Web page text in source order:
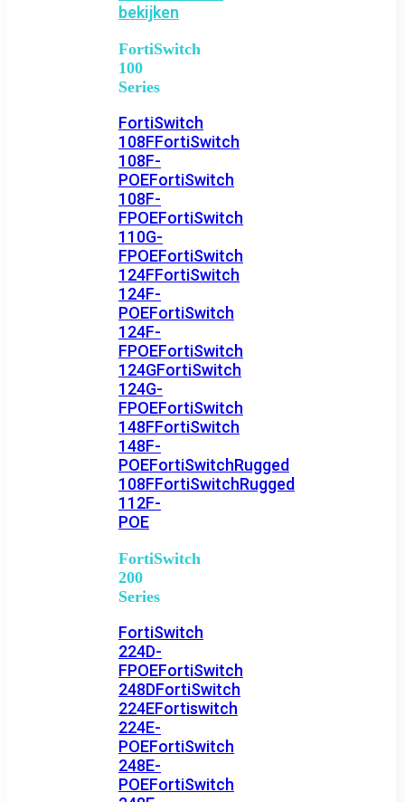
bekijken
FortiSwitch
100
Series
FortiSwitch
108FFortiSwitch
108F-
POEFortiSwitch
108F-
FPOEFortiSwitch
110G-
FPOEFortiSwitch
124FFortiSwitch
124F-
POEFortiSwitch
124F-
FPOEFortiSwitch
124GFortiSwitch
124G-
FPOEFortiSwitch
148FFortiSwitch
148F-
POEFortiSwitchRugged
108FFortiSwitchRugged
112F-
POE
FortiSwitch
200
Series
FortiSwitch
224D-
FPOEFortiSwitch
248DFortiSwitch
224EFortiswitch
224E-
POEFortiSwitch
248E-
POEFortiSwitch